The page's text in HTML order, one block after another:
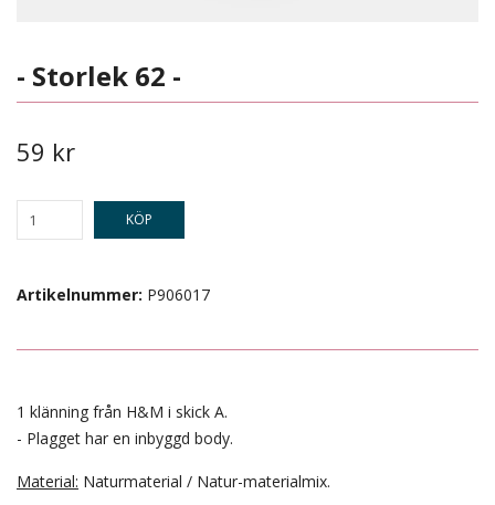
- Storlek 62 -
59 kr
KÖP
Artikelnummer: P906017
1 klänning från H&M i skick A.
- Plagget har en inbyggd body.
Material: Naturmaterial / Natur-materialmix.